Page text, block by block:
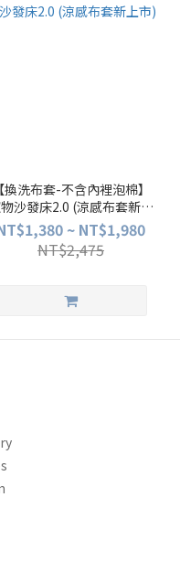
【換洗布套-不含內裡泡棉】
沙發床2.0 (涼感布套新上
市)~ NT$1,980
NT$2,475